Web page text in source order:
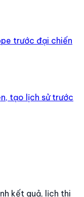
trước đại chiến
tạo lịch sử trước
kết quả, lịch thi